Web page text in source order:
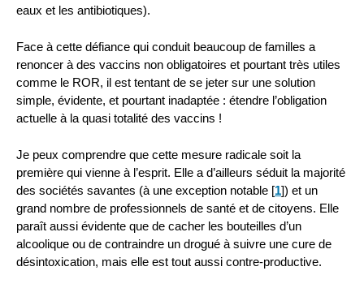
eaux et les antibiotiques).
Face à cette défiance qui conduit beaucoup de familles a
renoncer à des vaccins non obligatoires et pourtant très utiles
comme le ROR, il est tentant de se jeter sur une solution
simple, évidente, et pourtant inadaptée : étendre l’obligation
actuelle à la quasi totalité des vaccins !
Je peux comprendre que cette mesure radicale soit la
première qui vienne à l’esprit. Elle a d’ailleurs séduit la majorité
des sociétés savantes (à une exception notable [1]) et un
grand nombre de professionnels de santé et de citoyens. Elle
paraît aussi évidente que de cacher les bouteilles d’un
alcoolique ou de contraindre un drogué à suivre une cure de
désintoxication, mais elle est tout aussi contre-productive.